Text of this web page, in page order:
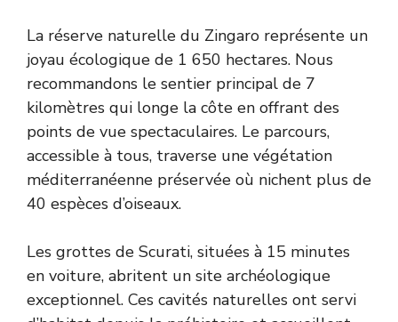
La réserve naturelle du Zingaro représente un
joyau écologique de 1 650 hectares. Nous
recommandons le sentier principal de 7
kilomètres qui longe la côte en offrant des
points de vue spectaculaires. Le parcours,
accessible à tous, traverse une végétation
méditerranéenne préservée où nichent plus de
40 espèces d’oiseaux.
Les grottes de Scurati, situées à 15 minutes
en voiture, abritent un site archéologique
exceptionnel. Ces cavités naturelles ont servi